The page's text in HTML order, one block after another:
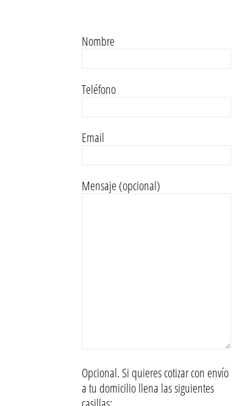
Nombre
Teléfono
Email
Mensaje (opcional)
Opcional. Si quieres cotizar con envío
a tu domicilio llena las siguientes